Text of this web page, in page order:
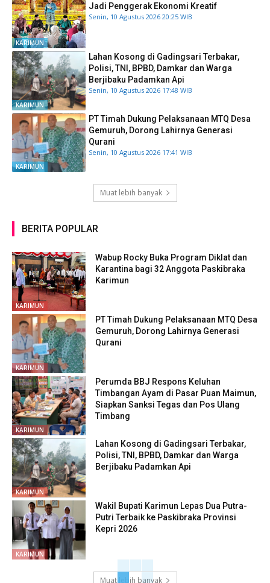
KARIMUN
Jadi Penggerak Ekonomi Kreatif
Senin, 10 Agustus 2026 20:25 WIB
KARIMUN
Lahan Kosong di Gadingsari Terbakar,
Polisi, TNI, BPBD, Damkar dan Warga
Berjibaku Padamkan Api
Senin, 10 Agustus 2026 17:48 WIB
KARIMUN
PT Timah Dukung Pelaksanaan MTQ Desa
Gemuruh, Dorong Lahirnya Generasi
Qurani
Senin, 10 Agustus 2026 17:41 WIB
Muat lebih banyak
BERITA POPULAR
KARIMUN
Wabup Rocky Buka Program Diklat dan
Karantina bagi 32 Anggota Paskibraka
Karimun
KARIMUN
PT Timah Dukung Pelaksanaan MTQ Desa
Gemuruh, Dorong Lahirnya Generasi
Qurani
KARIMUN
Perumda BBJ Respons Keluhan
Timbangan Ayam di Pasar Puan Maimun,
Siapkan Sanksi Tegas dan Pos Ulang
Timbang
KARIMUN
Lahan Kosong di Gadingsari Terbakar,
Polisi, TNI, BPBD, Damkar dan Warga
Berjibaku Padamkan Api
KARIMUN
Wakil Bupati Karimun Lepas Dua Putra-
Putri Terbaik ke Paskibraka Provinsi
Kepri 2026
Muat lebih banyak